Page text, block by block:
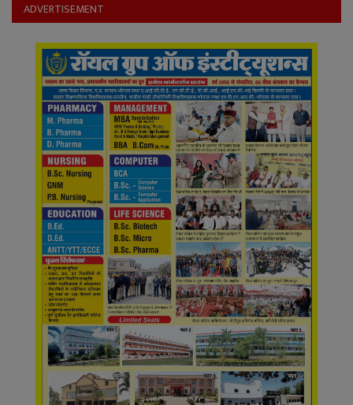
Language
English Hiindi
ADVERTISEMENT